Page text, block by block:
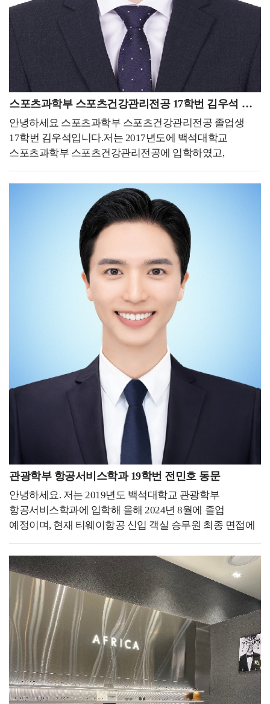
있었습니다. 해외 대학원 준비과정은 걱정과 달리 간단히
진행되었습니다. 아무래도 아무런 정보가 없다 보니
유학원의 도움을 받아 각 학교별로 정보를 먼저 전달 받은
뒤 메인 서류인 자기소개서(+수학계획서), 이력서,
추천서를 한글로 먼저 작성 후 번역하여 지원했습니다.
가장 큰 걱정을 했었던 공인영어점수는 영국 대학들 같은
경우에 지원 후 입학 전까지 제출을 하면 됐기에 두려움
분들이 계시다면 학비가 비싼 미국이 아닌 영국도 좋은
선택이 될 수 있을 것 같습니다. - 현재 하고 있는 일 또는
진학을 통해 경험한 일들을 자유롭게 기술해 주세요. -진학
예정 중이라 아직 석사과정에 대한 부분을 말씀드릴 수는
없지만 한 해 동안 대외활동과 일을 하면서 경험한 일들을
말씀드리고 싶습니다. 현재 83개의 대한체육회
회원종목단체와 그 외의 많은 스포츠 협회 및 기관들 중
대한체육회 스마터즈의 서포트를 받는 약 30개의
협회들에서도 마케팅에 노력을 가하는 단체는 손에
꼽힌다는 것을 알게 되었습니다. 오히려 자연스럽게
수요가 지속되는 인기종목들이 더욱 마케팅에 노력을
다하면서 자발적 마케팅 빈익빈부익부 현상이 만들어지고
있었습니다. 요즘 시대에 스포츠 마케팅은 작은 노력도 큰
변화를 가져올 수 있는 분야라고 생각합니다. 스포츠
분야로의 취업이나 진학을 원하시지만 꿈을 정하지 못하신
분들이 계시다면 한 번 도전해보시는 것도 좋을 것
같습니다. 태권도 산업에서는 해외 시장의 발전 가능성을
꼭 염두하고 계셔야 된다고 말씀드리고 싶습니다. 타
전공보다 해외 활동이 많은 것부터 느껴지듯 해외에서의
태권도 수요가 크다는 것을 알 수 있고, 해외 인턴을
다녀오신 분들은 아시겠지만 한국 전통 무술을 한국인이
전문선수로서 수련했다는 부분이 외국인들에게 큰
매력으로 다가간다는 것을 알 수 있습니다. 큰 인정을
받으면서 외국어를 배우고 발전된 스스로의 모습을
되돌아봤을 때 다가오는 행복감은 이루 말할 수 없을
것입니다! - 후배들에게 하고 싶은 말을 자유롭게
써주세요. -해야 할까? 괜찮은 건가? 도움이 될까?
상황만이 나를 강하게 만들어 줍니다. 실패해도
괜찮습니다. 저는 대학 재학 중에 이루고자 했던 목표들을
모두 이뤘는데요. 그러면서 점점 실패에 대한 두려움이
상당히 커졌고, 실패 속에서 얻은 부정적 감정은
정체성에까지 영향을 줬습니다. 그런데 돌아보면 그
과정들이 오히려 더 좋은 결과들을 만들어 주었습니다.
잊고 있던 유학의 꿈을 되찾아 준 것처럼 실패는 더 좋은
결과를 만들어 주기 위해 방향을 바꿔주는 기차의
선로전환기와 같다는 것을 알게 됐습니다. 하고자 하는
스포츠과학부 스포츠건강관리전공 17학번 김우석 동문
안녕하세요 스포츠과학부 스포츠건강관리전공 졸업생
17학번 김우석입니다.저는 2017년도에 백석대학교
스포츠과학부 스포츠건강관리전공에 입학하였고,
문화체육부에 속해있는 국민체력100
천안체력인증센터에서 체력측정사로 근무하고 있습니다.
국민체력100은 국가가 지정한 공인 인증 기관으로써
국민의 체력 및 건강 증진에 목적을 두고 체력 상태를
과학적 방법에 의해 측정 평가를 하여 운동 상담 및 처방을
해 주는 대국민 무상 스포츠 복지 서비스입니다.
국민체력100에 참가한 모든 국민들에게는 체력수준
맞춤형 운동 프로그램을 제공하고 운동에 꾸준히 참가할
수 있도록 체계적으로 관리하며, 체력수준에 따라 국가
공인 인증서를 발급합니다. 만 4세~6세 유아기와 만 11세
이상 대한민국 국민이면 누구나 참여 가능하며, 전국
체력인증센터에서 서비스를 무료로 제공하고 있습니다.
저는 체력측정사로 근무하기 전에 백석대학교 배드민턴
선수단과 서울OO세상병원 스포츠재활연구소에서 실습
트레이너 경험을 쌓았고, OO군청 씨름단에서
선수트레이너로 근무하기도 했습니다. 스포츠 현장에서
시간을 보내다 보니 운동에서 가장 중요한 것이 무엇일까?
라는 생각을 하게 되었습니다. 저는 운동에서 가장 중요한
것은 목적이라고 생각합니다. 누군가에게는 스트레스를
해소시켜주는 취미, 건강을 관리하기 위한 수단,
수익창출을 하기 위한 직업 등 다양한 목적이 있습니다. 그
목적을 달성하기 위해선 운동을 하는 것도 중요하지만,
나에게 맞는 운동을 찾아서, 얼마나 어떻게 해야 하는지가
더 중요합니다. 그런 기준을 설정하기 위해서 밟아야 하는
가장 첫 번째 발걸음은 자신의 체력 수준을 인지하는
것입니다. 그 체력수준을 체계적이고 구체적으로
인지시켜주고 함께할 수 있는 직업이라고 생각했기 때문에
체력측정사로 근무하게 되었습니다. 저는 군 전역 후
복학을 한 2020년도는 covid-19로 인해 모든 수업이 전면
비대면으로 진행이 되었고 국가적으로 행사들도 취소되는
상황이었습니다. 그 당시에 저는 전공과 제 자신에 대한
의심과 궁금증이 계속해서 커져만 갔습니다. 그 의심과
궁금증을 해소하기 위해 저는 제 전공의 중심으로 직접
파고들기로 마음먹었습니다. 다음 해에 전공 학생회장으로
활동하게 되었고 covid-19로 인해 취소되었던 전공 관련
관광학부 항공서비스학과 19학번 전민호 동문
안녕하세요. 저는 2019년도 백석대학교 관광학부
항공서비스학과에 입학해 올해 2024년 8월에 졸업
예정이며, 현재 티웨이항공 신입 객실 승무원 최종 면접에
합격하여 교육을 받고 있습니다.저는 21살 때 여행자금을
모아 40일간의 유럽 배낭여행을 했던 경험이 있습니다.
혼자 여행을 하는 동안 생각하는 시간들이 많았는데, 진로
선택을 고민하던 도중 기내 안에서 전문적으로 서비스를
제공하며 책임감을 가지고 일하시는 객실 승무원의 모습이
너무나도 멋있어 보여 이 진로를 선택하게 되었습니다.
저는 대학교에 다니는 4년 동안 원하는 꿈을 이루기 위해
매 순간 최선을 다했습니다. 4.27의 학점으로 졸업했으며,
백석대학교 홍보대사를 1학년과 4학년 때 총 두 번 하면서
적극적으로 학교를 홍보하고 널리 알리기 위해
노력했습니다. 중학생을 대상으로 한 전공 체험 및 모교